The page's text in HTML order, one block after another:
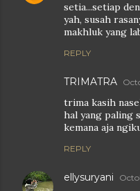
setia...setiap
yah, susah
makhluk yang
REPLY
TRIMATRA
trima kasih
hal yang paling
kemana aja
REPLY
ellysuryani